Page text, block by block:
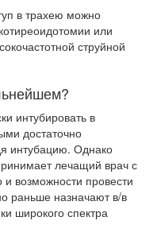
в трахею можно
или
струйной
интубировать в
достаточно
интубацию. Однако
лечащий врач с
и возможности провести
раньше назначают в/в
широкого спектра